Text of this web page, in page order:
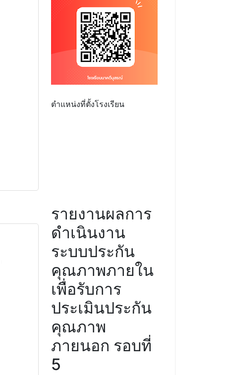
ตำแหน่งที่ตั้งโรงเรียน
รายงานผลการ
ดำเนินงาน
ระบบประกัน
คุณภาพภายใน
เพื่อรับการ
ประเมินประกัน
คุณภาพ
ภายนอก รอบที่
5